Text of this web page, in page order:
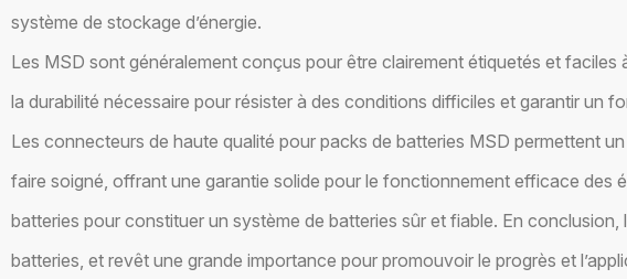
système de stockage d’énergie.
Les MSD sont généralement conçus pour être clairement étiquetés et
la durabilité nécessaire pour résister à des conditions difficiles et garantir un
Les connecteurs de haute qualité pour packs de batteries MSD permettent
faire soigné, offrant une garantie solide pour le fonctionnement efficace
batteries pour constituer un système de batteries sûr et fiable. En
batteries, et revêt une grande importance pour promouvoir le progrès et